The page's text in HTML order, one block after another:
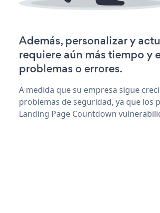
Además, personalizar y
requiere aún más tiempo y
problemas o errores.
A medida que su empresa sigue
problemas de seguridad, ya que
Landing Page Countdown